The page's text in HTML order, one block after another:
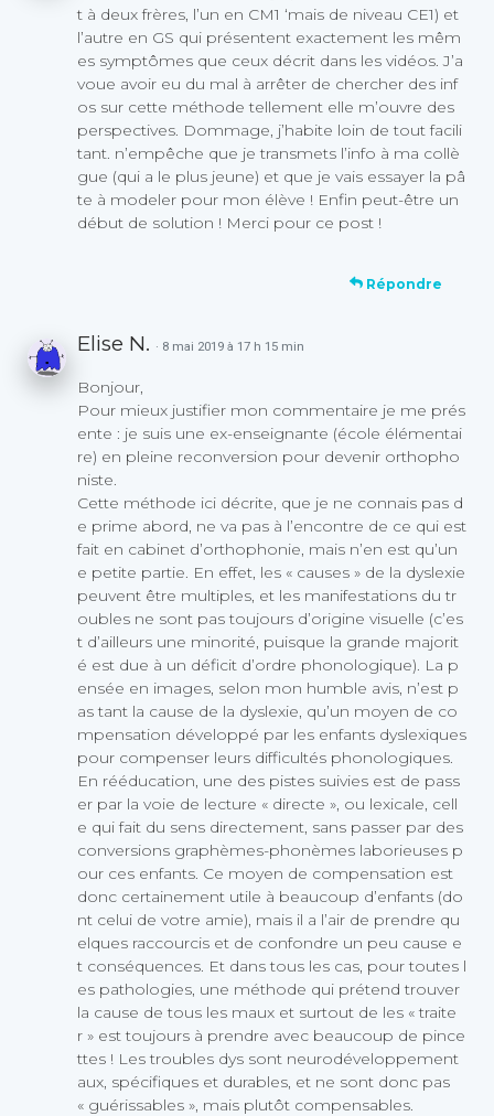
t à deux frères, l’un en CM1 ‘mais de niveau CE1) et
l’autre en GS qui présentent exactement les mêm
es symptômes que ceux décrit dans les vidéos. J’a
voue avoir eu du mal à arrêter de chercher des inf
os sur cette méthode tellement elle m’ouvre des
perspectives. Dommage, j’habite loin de tout facili
tant. n’empêche que je transmets l’info à ma collè
gue (qui a le plus jeune) et que je vais essayer la pâ
te à modeler pour mon élève ! Enfin peut-être un
début de solution ! Merci pour ce post !
Répondre
Elise N. · 8 mai 2019 à 17 h 15 min
Bonjour,
Pour mieux justifier mon commentaire je me prés
ente : je suis une ex-enseignante (école élémentai
re) en pleine reconversion pour devenir orthopho
niste.
Cette méthode ici décrite, que je ne connais pas d
e prime abord, ne va pas à l’encontre de ce qui est
fait en cabinet d’orthophonie, mais n’en est qu’un
e petite partie. En effet, les « causes » de la dyslexie
peuvent être multiples, et les manifestations du tr
oubles ne sont pas toujours d’origine visuelle (c’es
t d’ailleurs une minorité, puisque la grande majorit
é est due à un déficit d’ordre phonologique). La p
ensée en images, selon mon humble avis, n’est p
as tant la cause de la dyslexie, qu’un moyen de co
mpensation développé par les enfants dyslexiques
pour compenser leurs difficultés phonologiques.
En rééducation, une des pistes suivies est de pass
er par la voie de lecture « directe », ou lexicale, cell
e qui fait du sens directement, sans passer par des
conversions graphèmes-phonèmes laborieuses p
our ces enfants. Ce moyen de compensation est
donc certainement utile à beaucoup d’enfants (do
nt celui de votre amie), mais il a l’air de prendre qu
elques raccourcis et de confondre un peu cause e
t conséquences. Et dans tous les cas, pour toutes l
es pathologies, une méthode qui prétend trouver
la cause de tous les maux et surtout de les « traite
r » est toujours à prendre avec beaucoup de pince
ttes ! Les troubles dys sont neurodéveloppement
aux, spécifiques et durables, et ne sont donc pas
« guérissables », mais plutôt compensables.